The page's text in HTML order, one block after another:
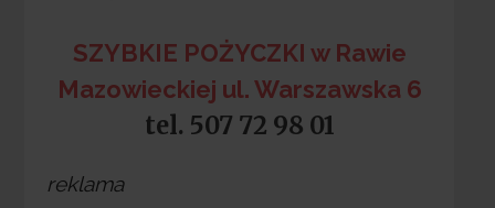
SZYBKIE POŻYCZKI w Rawie
Mazowieckiej ul. Warszawska 6
tel. 507 72 98 01
reklama